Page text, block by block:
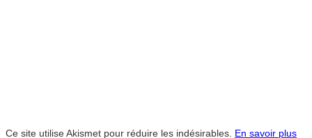
Ce site utilise Akismet pour réduire les indésirables. En savoir plus